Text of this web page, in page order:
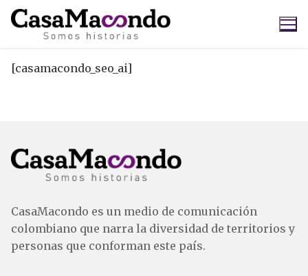
contenido
[casamacondo_seo_ai]
CasaMacondo es un medio de comunicación
colombiano que narra la diversidad de territorios y
personas que conforman este país.